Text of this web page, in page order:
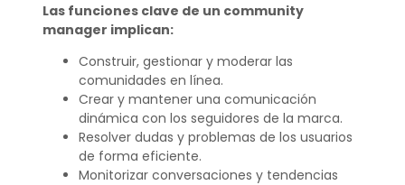
Las funciones clave de un community
manager implican:
Construir, gestionar y moderar las
comunidades en línea.
Crear y mantener una comunicación
dinámica con los seguidores de la marca.
Resolver dudas y problemas de los usuarios
de forma eficiente.
Monitorizar conversaciones y tendencias